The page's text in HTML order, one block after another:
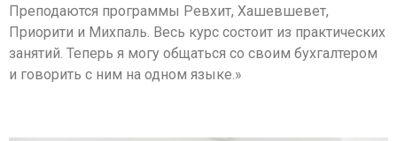
Преподаются программы Ревхит, Хашевшевет,
Приорити и Михпаль. Весь курс состоит из практических
занятий. Теперь я могу общаться со своим бухгалтером
и говорить с ним на одном языке.»